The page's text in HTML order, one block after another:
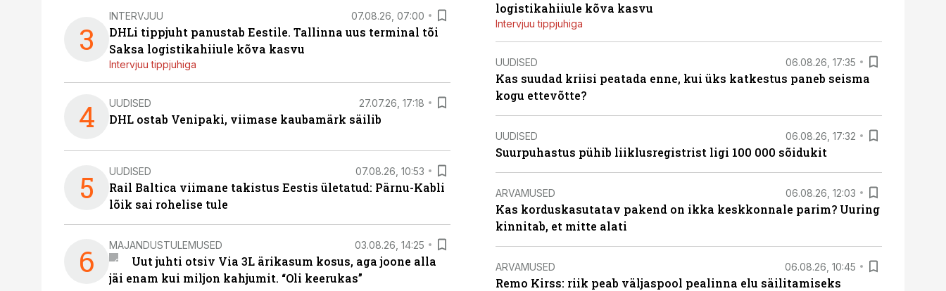
3
INTERVJUU 07.08.26, 07:00
DHLi tippjuht panustab Eestile. Tallinna uus terminal tõi
Saksa logistikahiiule kõva kasvu
Intervjuu tippjuhiga
4 UUDISED 27.07.26, 17:18
DHL ostab Venipaki, viimase kaubamärk säilib
5 UUDISED 07.08.26, 10:53
Rail Baltica viimane takistus Eestis ületatud: Pärnu-Kabli
lõik sai rohelise tule
6 MAJANDUSTULEMUSED 03.08.26, 14:25
Uut juhti otsiv Via 3L ärikasum kosus, aga joone alla
jäi enam kui miljon kahjumit. “Oli keerukas”
logistikahiiule kõva kasvu
Intervjuu tippjuhiga
UUDISED 06.08.26, 17:35
Kas suudad kriisi peatada enne, kui üks katkestus paneb seisma
kogu ettevõtte?
UUDISED 06.08.26, 17:32
Suurpuhastus pühib liiklusregistrist ligi 100 000 sõidukit
ARVAMUSED 06.08.26, 12:03
Kas korduskasutatav pakend on ikka keskkonnale parim? Uuring
kinnitab, et mitte alati
ARVAMUSED 06.08.26, 10:45
Remo Kirss: riik peab väljaspool pealinna elu säilitamiseks